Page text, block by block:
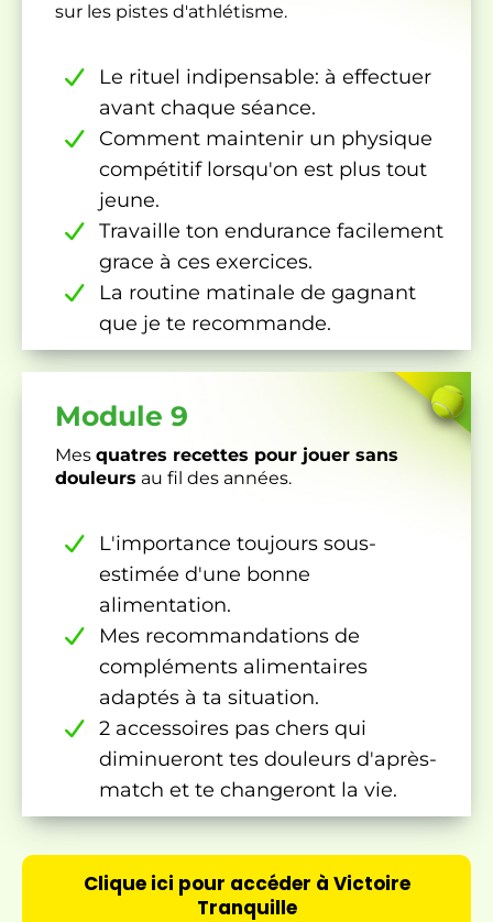
sur les pistes d'athlétisme.
Le rituel indipensable: à effectuer
avant chaque séance.
Comment maintenir un physique
compétitif lorsqu'on est plus tout
jeune.
Travaille ton endurance facilement
grace à ces exercices.
La routine matinale de gagnant
que je te recommande.
Module 9
Mes quatres recettes pour jouer sans
douleurs au fil des années.
L'importance toujours sous-
estimée d'une bonne
alimentation.
Mes recommandations de
compléments alimentaires
adaptés à ta situation.
2 accessoires pas chers qui
diminueront tes douleurs d'après-
match et te changeront la vie.
Clique ici pour accéder à Victoire
Tranquille